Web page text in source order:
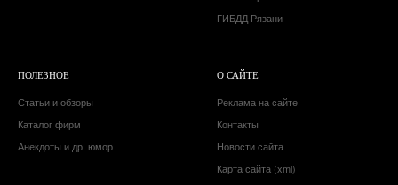
ГИБДД Рязани
ПОЛЕЗНОЕ
Статьи и обзоры
Каталог фирм
Анекдоты и др. юмор
О САЙТЕ
Реклама на сайте
Контакты
Новости сайта
Карта сайта (xml)